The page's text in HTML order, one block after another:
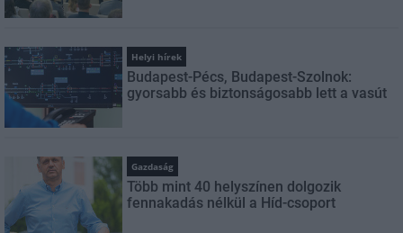
Helyi hírek
Budapest-Pécs, Budapest-Szolnok:
gyorsabb és biztonságosabb lett a vasút
Gazdaság
Több mint 40 helyszínen dolgozik
fennakadás nélkül a Híd-csoport